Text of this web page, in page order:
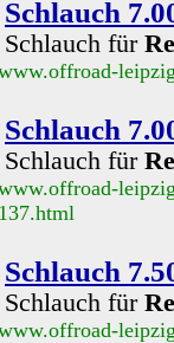
Schlauch
Schlauch für
Schlauch
Schlauch für
Schlauch
Schlauch für